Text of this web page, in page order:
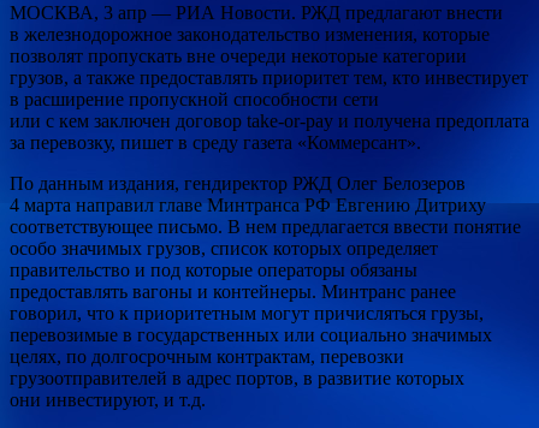
МОСКВА, 3 апр — РИА Новости. РЖД предлагают внести
в железнодорожное законодательство изменения, которые
позволят пропускать вне очереди некоторые категории
грузов, а также предоставлять приоритет тем, кто инвестирует
в расширение пропускной способности сети
или с кем заключен договор take-or-pay и получена предоплата
за перевозку, пишет в среду газета «Коммерсант».
По данным издания, гендиректор РЖД Олег Белозеров
4 марта направил главе Минтранса РФ Евгению Дитриху
соответствующее письмо. В нем предлагается ввести понятие
особо значимых грузов, список которых определяет
правительство и под которые операторы обязаны
предоставлять вагоны и контейнеры. Минтранс ранее
говорил, что к приоритетным могут причисляться грузы,
перевозимые в государственных или социально значимых
целях, по долгосрочным контрактам, перевозки
грузоотправителей в адрес портов, в развитие которых
они инвестируют, и т.д.